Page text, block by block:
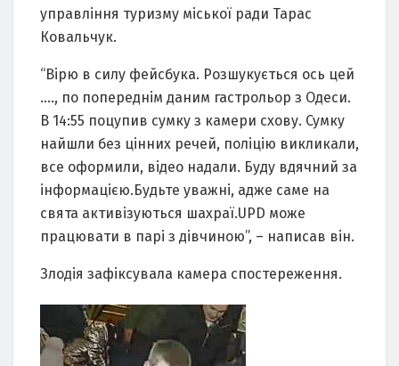
управління туризму міської ради Тарас
Ковальчук.
“Вірю в силу фейсбука. Розшукується ось цей
…., по попереднім даним гастрольор з Одеси.
В 14:55 поцупив сумку з камери схову. Сумку
найшли без цінних речей, поліцію викликали,
все оформили, відео надали. Буду вдячний за
інформацією.Будьте уважні, адже саме на
свята активізуються шахраї.UPD може
працювати в парі з дівчиною”, – написав він.
Злодія зафіксувала камера спостереження.